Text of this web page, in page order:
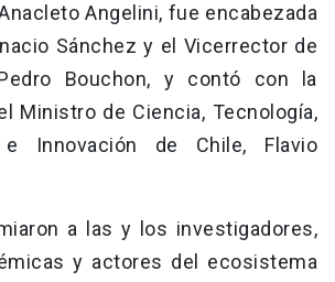
Angelini, fue encabezada
Sánchez y el Vicerrector de
Bouchon, y contó con la
Ministro de Ciencia, Tecnología,
e Innovación de Chile, Flavio
a las y los investigadores,
y actores del ecosistema